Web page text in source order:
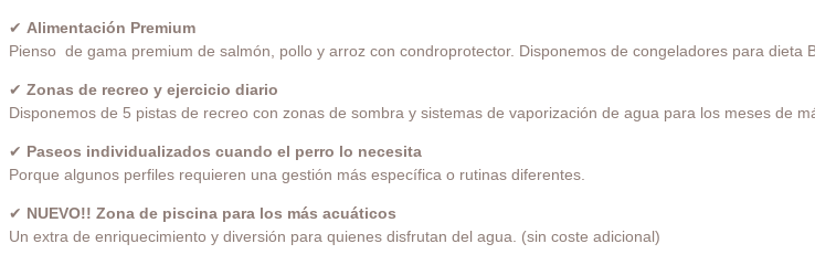
✔ Alimentación Premium
Pienso de gama premium de salmón, pollo y arroz con condroprotector. Disponemos de congeladores para dieta
✔ Zonas de recreo y ejercicio diario
Disponemos de 5 pistas de recreo con zonas de sombra y sistemas de vaporización de agua para los meses de
✔ Paseos individualizados cuando el perro lo necesita
Porque algunos perfiles requieren una gestión más específica o rutinas diferentes.
✔ NUEVO!! Zona de piscina para los más acuáticos
Un extra de enriquecimiento y diversión para quienes disfrutan del agua. (sin coste adicional)